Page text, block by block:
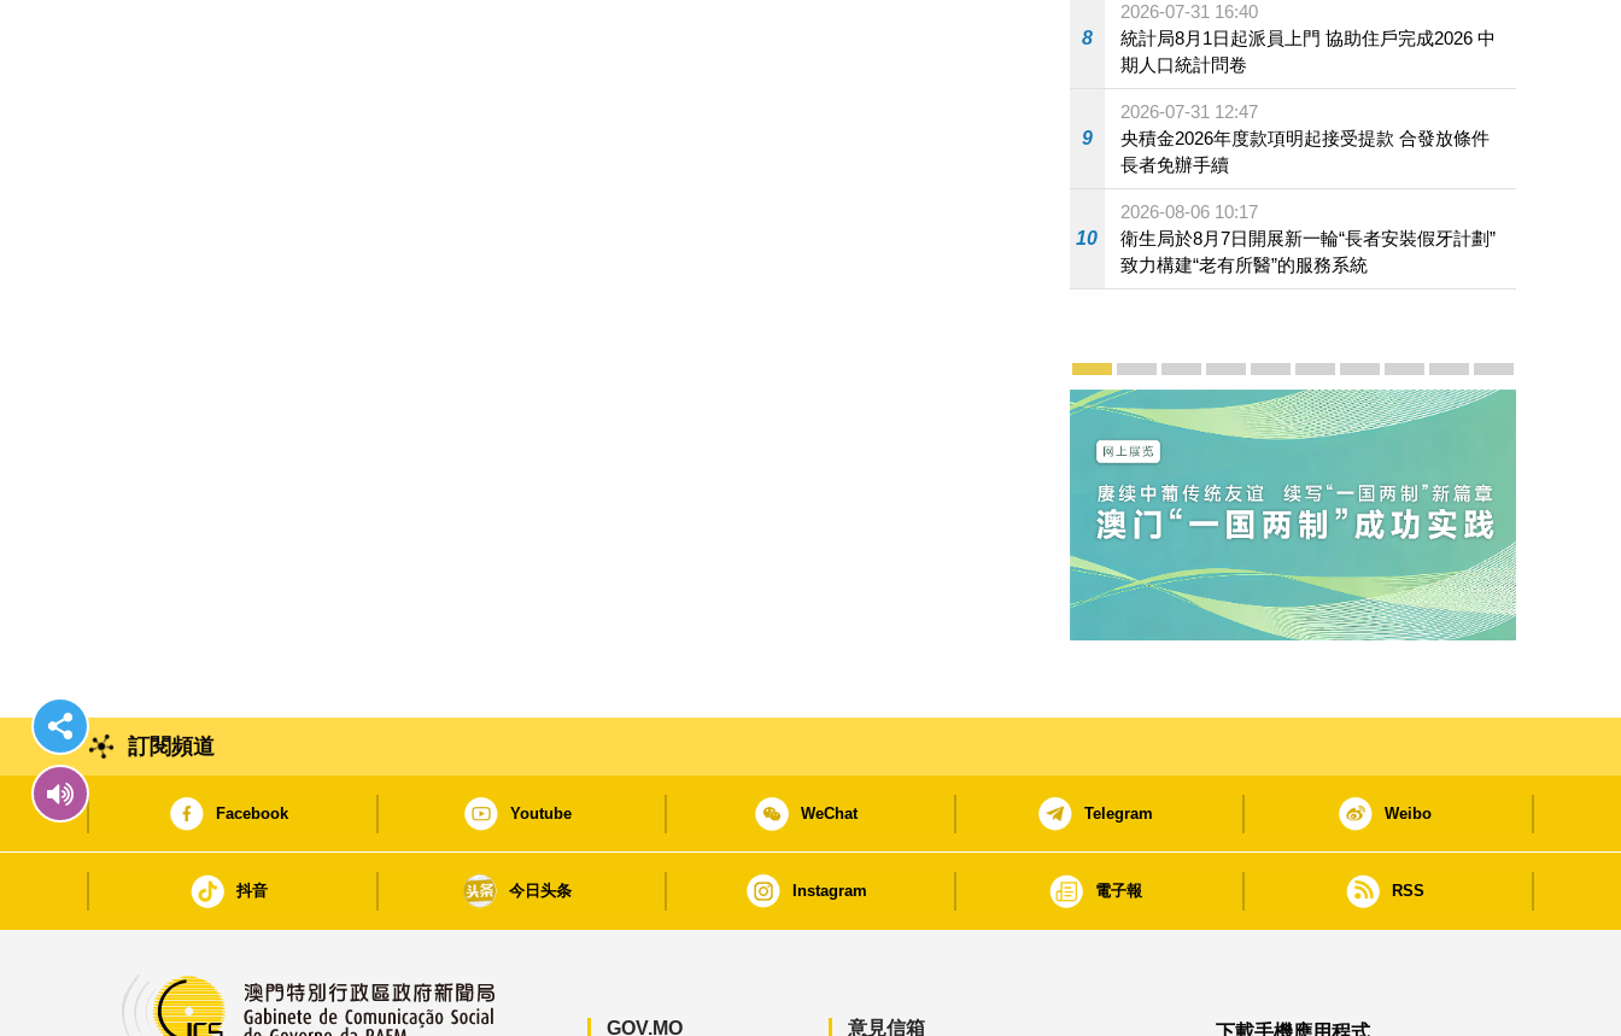
8
2026-07-31 16:40
統計局8月1日起派員上門 協助住戶完成2026 中
期人口統計問卷
9
2026-07-31 12:47
央積金2026年度款項明起接受提款 合發放條件
長者免辦手續
10
2026-08-06 10:17
衛生局於8月7日開展新一輪“長者安裝假牙計劃”
致力構建“老有所醫”的服務系統
宣傳及推廣
賡續中葡傳統友誼 續寫“一國兩制”新篇章 — 澳門“一國
澳門名片集
行政長官岑浩輝11月18日發表2026年施政報
施政特寫澳門特別行政區經濟和社會發展第
橫琴粵澳深度合作區專題網站
施政小講堂
走進澳門澳門相簿2020
《澳门微视
訂閱頻道
Facebook Youtube WeChat Telegram Weibo
抖音 今日头条 Instagram 電子報 RSS
GOV.MO 意見信箱 下載手機應用程式